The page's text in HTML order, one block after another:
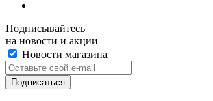
Подписывайтесь
на новости и акции
Новости магазина